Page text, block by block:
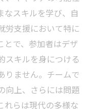
なスキルを学び、自
労支援において特に
とで、参加者はデザ
スキルを身につける
りません。チームで
向上、さらには問題
れらは現代の多様な